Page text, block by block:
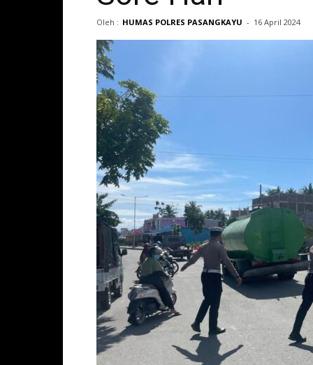
Oleh : HUMAS POLRES PASANGKAYU - 16 April 2024